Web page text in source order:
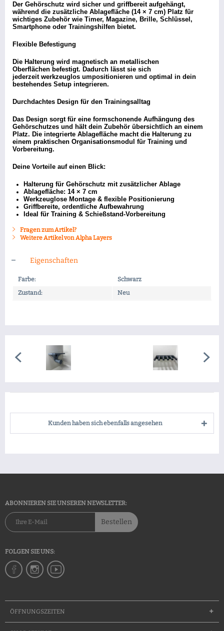
Der Gehörschutz wird sicher und griffbereit aufgehängt,
während die zusätzliche Ablagefläche (14 × 7 cm) Platz für
wichtiges Zubehör wie Timer, Magazine, Brille, Schlüssel,
Smartphone oder Trainingshilfen bietet.
Flexible Befestigung
Die Halterung wird magnetisch an metallischen
Oberflächen befestigt. Dadurch lässt sie sich
jederzeit werkzeuglos umpositionieren und optimal in dein
bestehendes Setup integrieren.
Durchdachtes Design für den Trainingsalltag
Das Design sorgt für eine formschonende Aufhängung des
Gehörschutzes und hält dein Zubehör übersichtlich an einem
Platz. Die integrierte Ablagefläche macht die Halterung zu
einem praktischen Organisationsmodul für Training und
Vorbereitung.
Deine Vorteile auf einen Blick:
Halterung für Gehörschutz mit zusätzlicher Ablage
Ablagefläche: 14 × 7 cm
Werkzeuglose Montage & flexible Positionierung
Griffbereite, ordentliche Aufbewahrung
Ideal für Training & Schießstand-Vorbereitung
Fragen zum Artikel?
Weitere Artikel von Alpha Layers
Eigenschaften
Farbe:
Schwarz
Zustand:
Neu
Kunden haben sich ebenfalls angesehen
ABONNIEREN SIE UNSEREN NEWSLETTER:
Bestellen
FOLGEN SIE UNS:
ÖFFNUNGSZEITEN